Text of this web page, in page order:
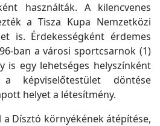
használták. A kilencvenes
a Tisza Kupa Nemzetközi
is. Érdekességként érdemes
ban a városi sportcsarnok (1)
is egy lehetséges helyszínként
képviselőtestület döntése
helyet a létesítmény.
Dísztó környékének átépítése,